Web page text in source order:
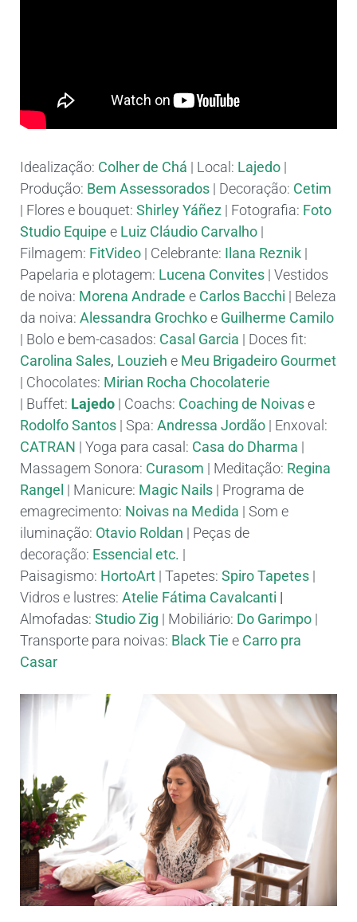
Idealização: Colher de Chá | Local: Lajedo |
Produção: Bem Assessorados | Decoração: Cetim
| Flores e bouquet: Shirley Yáñez | Fotografia: Foto
Studio Equipe e Luiz Cláudio Carvalho |
Filmagem: FitVideo | Celebrante: Ilana Reznik |
Papelaria e plotagem: Lucena Convites | Vestidos
de noiva: Morena Andrade e Carlos Bacchi | Beleza
da noiva: Alessandra Grochkoe Guilherme Camilo
| Bolo e bem-casados: Casal Garcia | Doces fit:
Carolina Sales, Louzieh e Meu Brigadeiro Gourmet
| Chocolates: Mirian Rocha Chocolaterie
| Buffet: Lajedo | Coachs: Coaching de Noivase
Rodolfo Santos | Spa: Andressa Jordão | Enxoval:
CATRAN | Yoga para casal: Casa do Dharma |
Massagem Sonora: Curasom | Meditação: Regina
Rangel | Manicure: Magic Nails | Programa de
emagrecimento: Noivas na Medida | Som e
iluminação: Otavio Roldan | Peças de
decoração: Essencial etc. |
Paisagismo: HortoArt | Tapetes: Spiro Tapetes |
Vidros e lustres: Atelie Fátima Cavalcanti |
Almofadas: Studio Zig | Mobiliário: Do Garimpo |
Transporte para noivas: Black Tie e Carro pra
Casar